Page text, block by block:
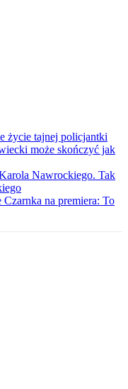
życie tajnej policjantki
może skończyć jak
Nawrockiego. Tak
Czarnka na premiera: To